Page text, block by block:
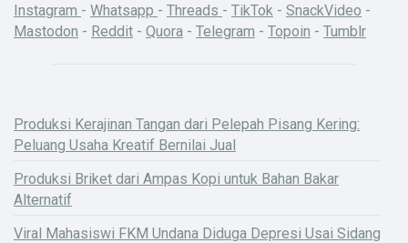
Instagram - Whatsapp - Threads - TikTok - SnackVideo -
Mastodon - Reddit - Quora - Telegram - Topoin - Tumblr
Produksi Kerajinan Tangan dari Pelepah Pisang Kering:
Peluang Usaha Kreatif Bernilai Jual
Produksi Briket dari Ampas Kopi untuk Bahan Bakar
Alternatif
Viral Mahasiswi FKM Undana Diduga Depresi Usai Sidang